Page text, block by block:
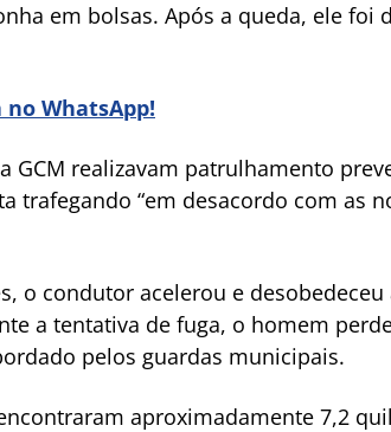
em bolsas. Após a queda, ele foi
WhatsApp!
realizavam patrulhamento
trafegando “em desacordo com as
o condutor acelerou e
a tentativa de fuga, o homem
pelos guardas municipais.
aproximadamente 7,2